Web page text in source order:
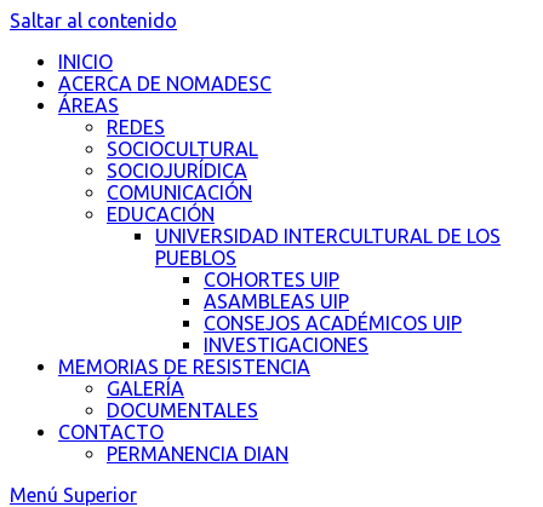
Saltar al contenido
INICIO
ACERCA DE NOMADESC
ÁREAS
REDES
SOCIOCULTURAL
SOCIOJURÍDICA
COMUNICACIÓN
EDUCACIÓN
UNIVERSIDAD INTERCULTURAL DE LOS
PUEBLOS
COHORTES UIP
ASAMBLEAS UIP
CONSEJOS ACADÉMICOS UIP
INVESTIGACIONES
MEMORIAS DE RESISTENCIA
GALERÍA
DOCUMENTALES
CONTACTO
PERMANENCIA DIAN
Menú Superior